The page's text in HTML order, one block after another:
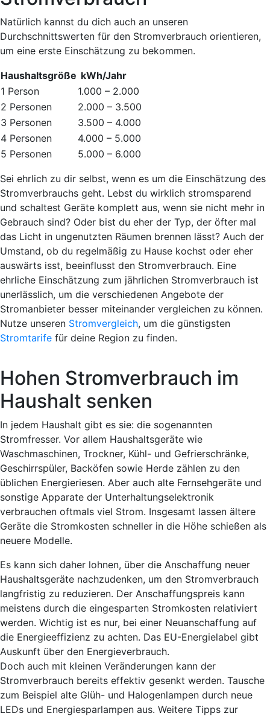
Natürlich kannst du dich auch an unseren
Durchschnittswerten für den Stromverbrauch orientieren,
um eine erste Einschätzung zu bekommen.
Haushaltsgröße kWh/Jahr
1 Person
1.000 – 2.000
2 Personen
2.000 – 3.500
3 Personen
3.500 – 4.000
4 Personen
4.000 – 5.000
5 Personen
5.000 – 6.000
Sei ehrlich zu dir selbst, wenn es um die Einschätzung des
Stromverbrauchs geht. Lebst du wirklich stromsparend
und schaltest Geräte komplett aus, wenn sie nicht mehr in
Gebrauch sind? Oder bist du eher der Typ, der öfter mal
das Licht in ungenutzten Räumen brennen lässt? Auch der
Umstand, ob du regelmäßig zu Hause kochst oder eher
auswärts isst, beeinflusst den Stromverbrauch. Eine
ehrliche Einschätzung zum jährlichen Stromverbrauch ist
unerlässlich, um die verschiedenen Angebote der
Stromanbieter besser miteinander vergleichen zu können.
Nutze unseren Stromvergleich, um die günstigsten
Stromtarife für deine Region zu finden.
Hohen Stromverbrauch im
Haushalt senken
In jedem Haushalt gibt es sie: die sogenannten
Stromfresser. Vor allem Haushaltsgeräte wie
Waschmaschinen, Trockner, Kühl- und Gefrierschränke,
Geschirrspüler, Backöfen sowie Herde zählen zu den
üblichen Energieriesen. Aber auch alte Fernsehgeräte und
sonstige Apparate der Unterhaltungselektronik
verbrauchen oftmals viel Strom. Insgesamt lassen ältere
Geräte die Stromkosten schneller in die Höhe schießen als
neuere Modelle.
Es kann sich daher lohnen, über die Anschaffung neuer
Haushaltsgeräte nachzudenken, um den Stromverbrauch
langfristig zu reduzieren. Der Anschaffungspreis kann
meistens durch die eingesparten Stromkosten relativiert
werden. Wichtig ist es nur, bei einer Neuanschaffung auf
die Energieeffizienz zu achten. Das EU-Energielabel gibt
Auskunft über den Energieverbrauch.
Doch auch mit kleinen Veränderungen kann der
Stromverbrauch bereits effektiv gesenkt werden. Tausche
zum Beispiel alte Glüh- und Halogenlampen durch neue
LEDs und Energiesparlampen aus. Weitere Tipps zur